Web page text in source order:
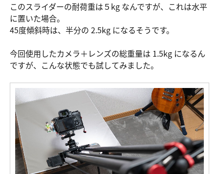
このスライダーの耐荷重は５kg なんですが、これは水平
に置いた場合。
45度傾斜時は、半分の 2.5kg になるそうです。
今回使用したカメラ＋レンズの総重量は 1.5kg になるん
ですが、こんな状態でも試してみました。